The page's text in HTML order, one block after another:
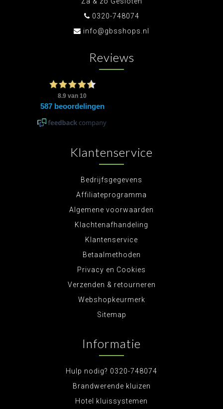
0320-748074
info@gbsshops.nl
Reviews
Klantenservice
Bedrijfsgegevens
Affiliateprogramma
Algemene voorwaarden
Klachtenafhandeling
Klantenservice
Betaalmethoden
Privacy en Cookies
Verzenden & retourneren
Webshopkeurmerk
Sitemap
Informatie
Hulp nodig? 0320-748074
Brandwerende kluizen
Hotel kluissystemen